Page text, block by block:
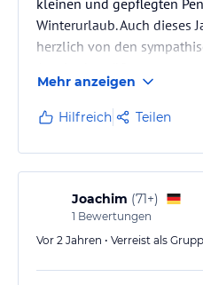
Winterurlaub. Auch dieses
herzlich von den
Die Pension liegt etwas
hat eine gute Anbindung
6-er Appartement und ein
Die Zimmer sind
Betten, schöne neue
Sauberkeit sind gegeben.
der sehr familiär…
Mehr anzeigen
Hilfreich Teilen
Joachim (71+)
1 Bewertungen
Vor 2 Jahren • Verreist als